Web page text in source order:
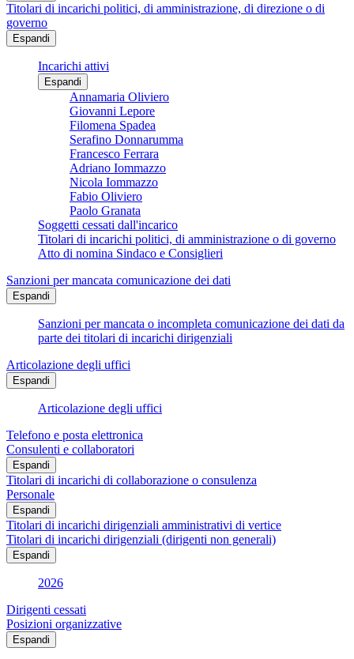
Titolari di incarichi politici, di amministrazione, di direzione o di
governo
Espandi
Incarichi attivi
Espandi
Annamaria Oliviero
Giovanni Lepore
Filomena Spadea
Serafino Donnarumma
Francesco Ferrara
Adriano Iommazzo
Nicola Iommazzo
Fabio Oliviero
Paolo Granata
Soggetti cessati dall'incarico
Titolari di incarichi politici, di amministrazione o di governo
Atto di nomina Sindaco e Consiglieri
Sanzioni per mancata comunicazione dei dati
Espandi
Sanzioni per mancata o incompleta comunicazione dei dati da
parte dei titolari di incarichi dirigenziali
Articolazione degli uffici
Espandi
Articolazione degli uffici
Telefono e posta elettronica
Consulenti e collaboratori
Espandi
Titolari di incarichi di collaborazione o consulenza
Personale
Espandi
Titolari di incarichi dirigenziali amministrativi di vertice
Titolari di incarichi dirigenziali (dirigenti non generali)
Espandi
2026
Dirigenti cessati
Posizioni organizzative
Espandi